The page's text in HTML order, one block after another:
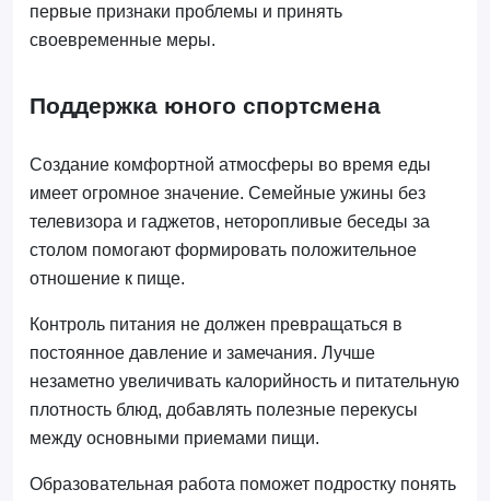
первые признаки проблемы и принять
своевременные меры.
Поддержка юного спортсмена
Создание комфортной атмосферы во время еды
имеет огромное значение. Семейные ужины без
телевизора и гаджетов, неторопливые беседы за
столом помогают формировать положительное
отношение к пище.
Контроль питания не должен превращаться в
постоянное давление и замечания. Лучше
незаметно увеличивать калорийность и питательную
плотность блюд, добавлять полезные перекусы
между основными приемами пищи.
Образовательная работа поможет подростку понять